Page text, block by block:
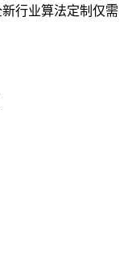
行业算法定制仅需